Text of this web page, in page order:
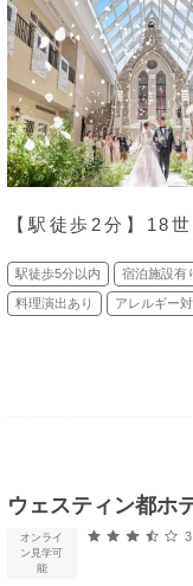
【駅徒歩2分】18
駅徒歩5分以内 宿泊施設有
料理演出あり アレルギー
ウェスティン都ホ
オンライ
ン見学可
能